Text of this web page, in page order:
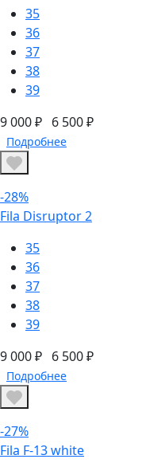
35
36
37
38
39
9 000 ₽ 6 500 ₽
Подробнее
-28%
Fila Disruptor 2
35
36
37
38
39
9 000 ₽ 6 500 ₽
Подробнее
-27%
Fila F-13 white